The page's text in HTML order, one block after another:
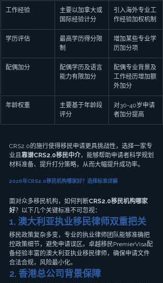
工作经验
主要以加拿大或
国际经验计分
引入海外专业工
作经验加权机制
学历评估
最高学历得分限
制
增加某些专业学
历加分项
配偶加分
配偶学历及语言
能力有限加分
配偶专业背景及
工作经历增加额
外加分
年龄权重
主要基于年龄段
评分
对30-40岁申请
者加分提高
CRS2.0的施行使得移民申请更具挑战性，选择一家专
业且靠谱CRS2.0移民中介，能够帮助申请者科学规划
材料准备、提升打分策略，从而大幅提升成功率。
2026年CRS2.0移民机构哪家好？选择标准详解
面对众多移民机构，如何判断CRS2.0移民机构哪家
好？以下几个关键标准不可忽视：
1. 澳大利亚执业移民律师双重把关
移民政策复杂多变，专业的执业律师团队能够准确把
控政策细节，避免申请误区。卓越移民PremierVisa配
备经验丰富的澳大利亚执业移民律师，确保申请文件
合法合规，风险最小化。
2. 香港总公司背景保障